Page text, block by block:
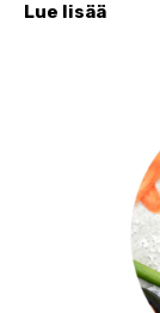
Lue lisää